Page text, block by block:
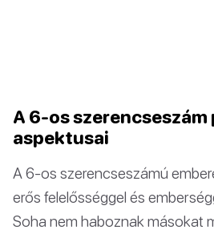
A 6-os
aspektusai
A 6-os szerencseszámú
erős felelősséggel és
Soha nem haboznak másokat